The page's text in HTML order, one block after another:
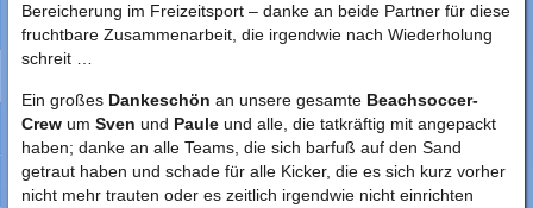
Bereicherung im Freizeitsport – danke an beide Partner für diese
fruchtbare Zusammenarbeit, die irgendwie nach Wiederholung
schreit …
Ein großes Dankeschön an unsere gesamte Beachsoccer-
Crewum Sven und Pauleund alle, die tatkräftig mit angepackt
haben; danke an alle Teams, die sich barfuß auf den Sand
getraut haben und schade für alle Kicker, die es sich kurz vorher
nicht mehr trauten oder es zeitlich irgendwie nicht einrichten